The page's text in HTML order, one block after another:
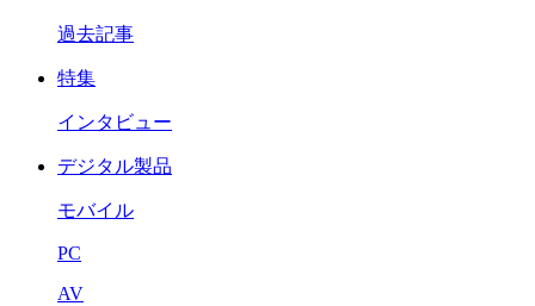
過去記事
特集
インタビュー
デジタル製品
モバイル
PC
AV